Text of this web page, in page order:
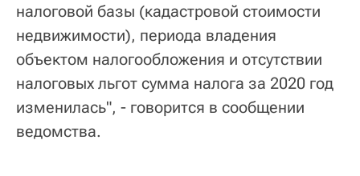
налоговой базы (кадастровой стоимости
недвижимости), периода владения
объектом налогообложения и отсутствии
налоговых льгот сумма налога за 2020 год
изменилась", - говорится в сообщении
ведомства.